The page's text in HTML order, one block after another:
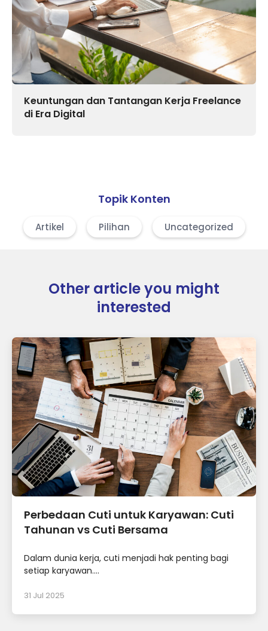
Keuntungan dan Tantangan Kerja Freelance
di Era Digital
Topik Konten
Artikel Pilihan Uncategorized
Other article you might
interested
Perbedaan Cuti untuk Karyawan: Cuti
Tahunan vs Cuti Bersama
Dalam dunia kerja, cuti menjadi hak penting bagi
setiap karyawan....
31 Jul 2025